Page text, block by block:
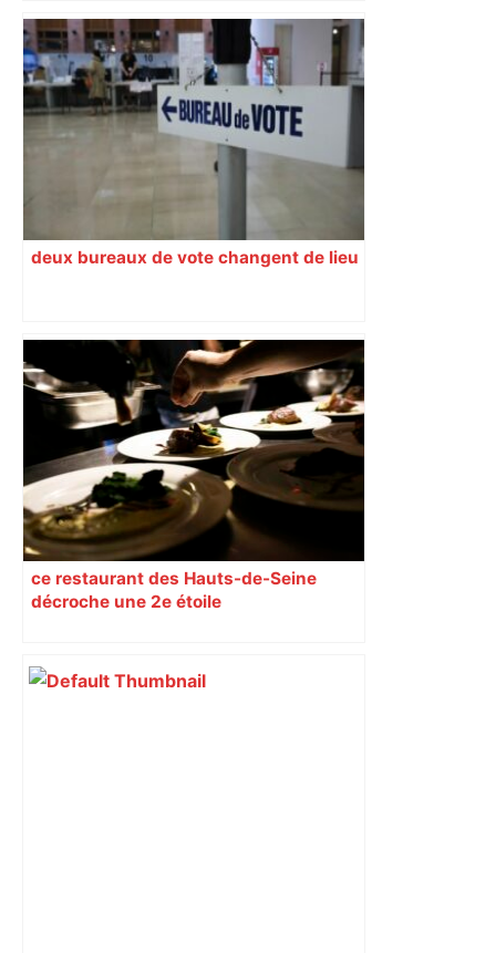
deux bureaux de vote changent de lieu
ce restaurant des Hauts-de-Seine
décroche une 2e étoile